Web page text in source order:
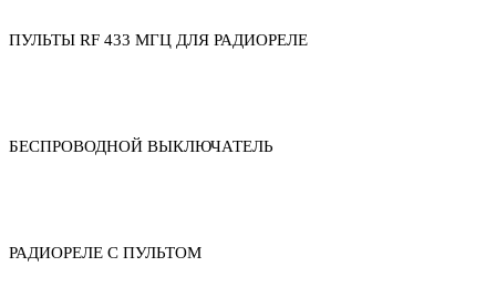
ПУЛЬТЫ RF 433 МГЦ ДЛЯ РАДИОРЕЛЕ
БЕСПРОВОДНОЙ ВЫКЛЮЧАТЕЛЬ
РАДИОРЕЛЕ С ПУЛЬТОМ